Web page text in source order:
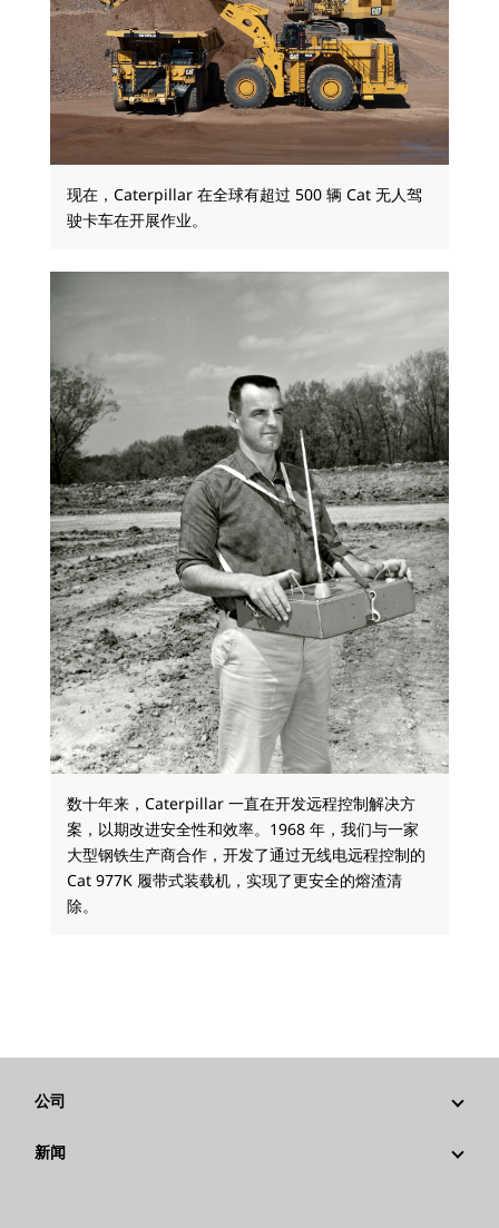
现在，Caterpillar 在全球有超过 500 辆 Cat 无人驾
驶卡车在开展作业。
数十年来，Caterpillar 一直在开发远程控制解决方
案，以期改进安全性和效率。1968 年，我们与一家
大型钢铁生产商合作，开发了通过无线电远程控制的
Cat 977K 履带式装载机，实现了更安全的熔渣清
除。
公司
战略
新闻